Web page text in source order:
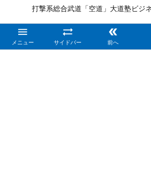
打撃系総合武道「空道」大道塾ビジ

メニュー

サイドバー

前へ